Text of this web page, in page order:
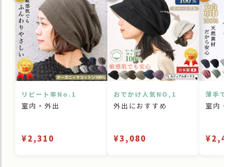
リピート率No.1
室内・外出
¥2,310
おでかけ人気NO,1
外出におすすめ
¥3,080
薄手で
室内